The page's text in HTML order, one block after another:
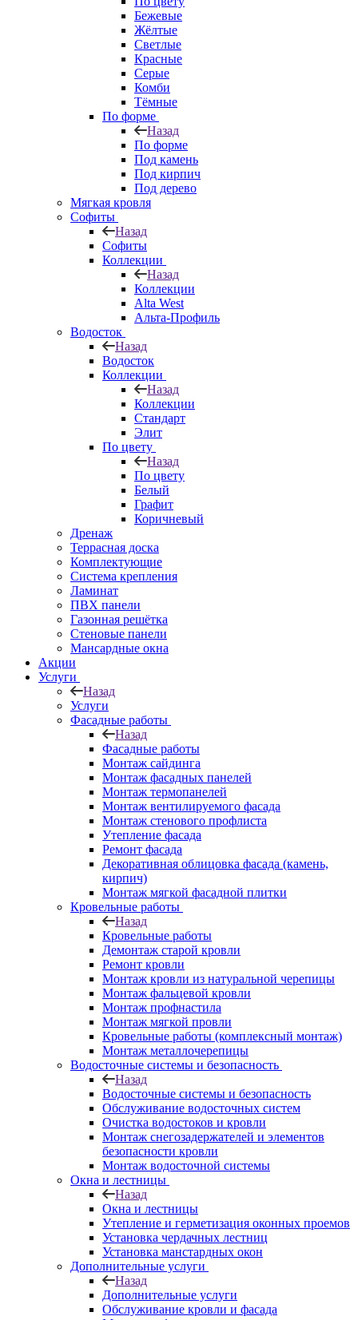
Бежевые
Жёлтые
Светлые
Красные
Серые
Комби
Тёмные
По форме
Назад
По форме
Под камень
Под кирпич
Под дерево
Мягкая кровля
Софиты
Назад
Софиты
Коллекции
Назад
Коллекции
Alta West
Альта-Профиль
Водосток
Назад
Водосток
Коллекции
Назад
Коллекции
Стандарт
Элит
По цвету
Назад
По цвету
Белый
Графит
Коричневый
Дренаж
Террасная доска
Комплектующие
Система крепления
Ламинат
ПВХ панели
Газонная решётка
Стеновые панели
Мансардные окна
Акции
Услуги
Назад
Услуги
Фасадные работы
Назад
Фасадные работы
Монтаж сайдинга
Монтаж фасадных панелей
Монтаж термопанелей
Монтаж вентилируемого фасада
Монтаж стенового профлиста
Утепление фасада
Ремонт фасада
Декоративная облицовка фасада (камень,
кирпич)
Монтаж мягкой фасадной плитки
Кровельные работы
Назад
Кровельные работы
Демонтаж старой кровли
Ремонт кровли
Монтаж кровли из натуральной черепицы
Монтаж фальцевой кровли
Монтаж профнастила
Монтаж мягкой провли
Кровельные работы (комплексный монтаж)
Монтаж металлочерепицы
Водосточные системы и безопасность
Назад
Водосточные системы и безопасность
Обслуживание водосточных систем
Очистка водостоков и кровли
Монтаж снегозадержателей и элементов
безопасности кровли
Монтаж водосточной системы
Окна и лестницы
Назад
Окна и лестницы
Утепление и герметизация оконных проемов
Установка чердачных лестниц
Установка манстардных окон
Дополнительные услуги
Назад
Дополнительные услуги
Обслуживание кровли и фасада